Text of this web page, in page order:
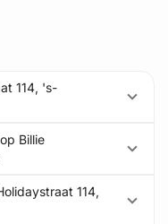
114, 's-
Billie
114,